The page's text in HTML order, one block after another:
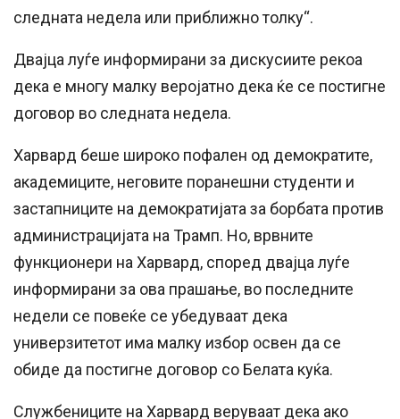
следната недела или приближно толку“.
Двајца луѓе информирани за дискусиите рекоа
дека е многу малку веројатно дека ќе се постигне
договор во следната недела.
Харвард беше широко пофален од демократите,
академиците, неговите поранешни студенти и
застапниците на демократијата за борбата против
администрацијата на Трамп. Но, врвните
функционери на Харвард, според двајца луѓе
информирани за ова прашање, во последните
недели се повеќе се убедуваат дека
универзитетот има малку избор освен да се
обиде да постигне договор со Белата куќа.
Службениците на Харвард веруваат дека ако